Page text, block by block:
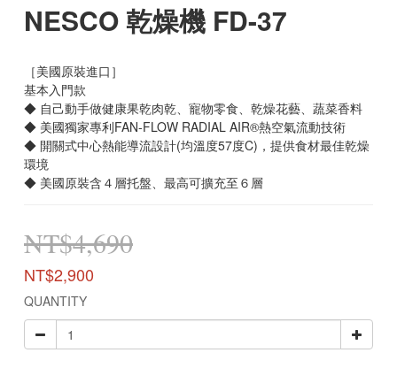
NESCO 乾燥機 FD-37
［美國原裝進口］
基本入門款
◆ 自己動手做健康果乾肉乾、寵物零食、乾燥花藝、蔬菜香料
◆ 美國獨家專利FAN-FLOW RADIAL AIR®熱空氣流動技術
◆ 開關式中心熱能導流設計(均溫度57度C)，提供食材最佳乾燥
環境
◆ 美國原裝含４層托盤、最高可擴充至６層
NT$4,690
NT$2,900
QUANTITY